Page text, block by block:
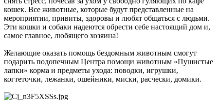
кошек. Все животные, которые будут представленные на
мероприятии, привиты, здоровы и любят общаться с людьми.
Эти кошки и собаки надеются обрести себе настоящий дом и,
самое главное, любящего хозяина!
Желающие оказать помощь бездомным животным смогут
подарить подопечным Центра помощи животным «Пушистые
лапки» корма и предметы ухода: поводки, игрушки,
когтеточки, лежанки, ошейники, миски, расчески, домики.